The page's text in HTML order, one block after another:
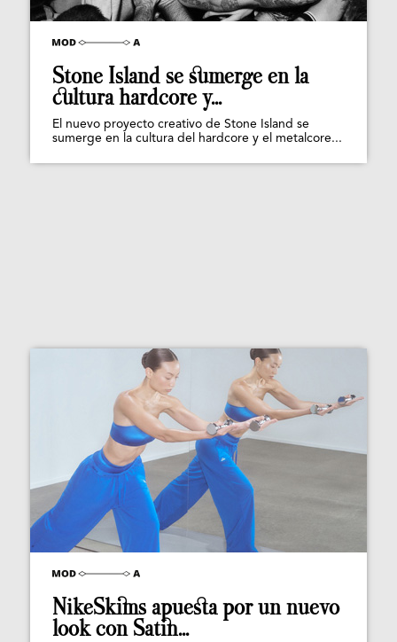
Stone Island se sumerge en la
cultura hardcore y...
El nuevo proyecto creativo de Stone Island se
sumerge en la cultura del hardcore y el metalcore...
NikeSkims apuesta por un nuevo
look con Satin...